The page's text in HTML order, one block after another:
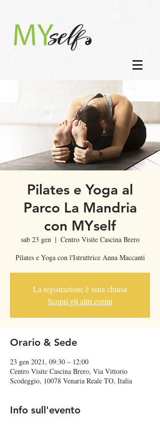
Pilates e Yoga al
Parco La Mandria
con MYself
sab 23 gen
  |
Centro Visite Cascina Brero
Pilates e Yoga con l'Istruttrice Anna Maccanti
La registrazione è stata chiusa
Scopri gli altri eventi
Orario & Sede
23 gen 2021, 09:30 – 12:00
Centro Visite Cascina Brero, Via Vittorio
Scodeggio, 10078 Venaria Reale TO, Italia
Info sull'evento